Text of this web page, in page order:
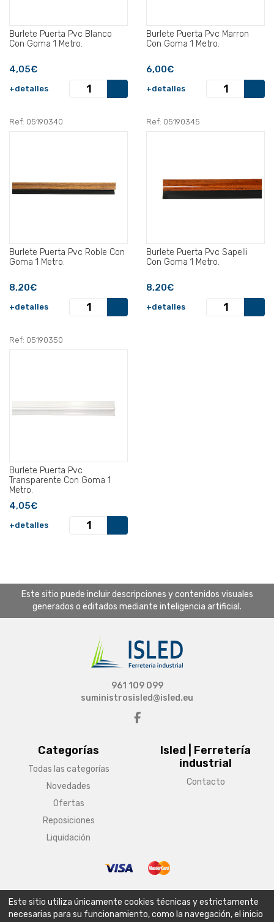
Burlete Puerta Pvc Blanco
Con Goma 1 Metro.
4,05€
+detalles
Burlete Puerta Pvc Marron
Con Goma 1 Metro.
6,00€
+detalles
Ref: 05190340
Burlete Puerta Pvc Roble Con
Goma 1 Metro.
8,20€
+detalles
Ref: 05190345
Burlete Puerta Pvc Sapelli
Con Goma 1 Metro.
8,20€
+detalles
Ref: 05190350
Burlete Puerta Pvc
Transparente Con Goma 1
Metro.
4,05€
+detalles
Este sitio puede incluir descripciones y contenidos visuales
generados o editados mediante inteligencia artificial.
Categorías
Todas las categorías
Novedades
Ofertas
Reposiciones
Liquidación
Isled | Ferretería
industrial
Contacto
961 109 099
suministrosisled@isled.eu
Aviso legal Condiciones generales de venta Política de envío
Este sitio utiliza únicamente cookies técnicas y estrictamente
necesarias para su funcionamiento, como la navegación, el inicio